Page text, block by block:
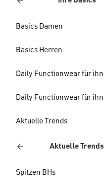
Basics Damen
Basics Herren
Daily Functionwear für ihn
Daily Functionwear für ihn
Aktuelle Trends
Aktuelle Trends
Spitzen BHs